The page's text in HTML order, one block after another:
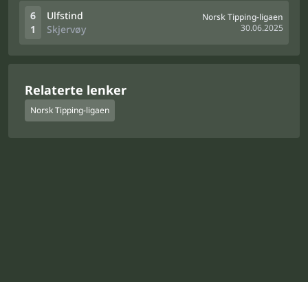
6
1
Ulfstind
Skjervøy
Norsk Tipping-ligaen
30.06.2025
Relaterte lenker
Norsk Tipping-ligaen